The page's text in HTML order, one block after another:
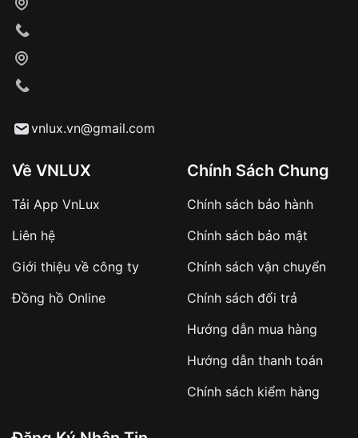
Từ khóa SEO:
sản phẩm đặc biệt
hàng
Số tiền còn lại thanh toán khi nhận hàng hoặc
✔️ Đảm bảo xử lý đơn hàng nhanh chóng
✔️ Hạn chế tình trạng hủy đơn không mong
vnlux.vn@gmail.com
Về VNLUX
Tải App VnLux
Liên hệ
Giới thiệu về công ty
Đồng hồ Online
Chính Sách Chung
Chính sách bảo hành
Chính sách bảo mật
Chính sách vận chuyển
Chính sách đổi trả
Hướng dẫn mua hàng
Hướng dẫn thanh toán
Chính sách kiểm hàng